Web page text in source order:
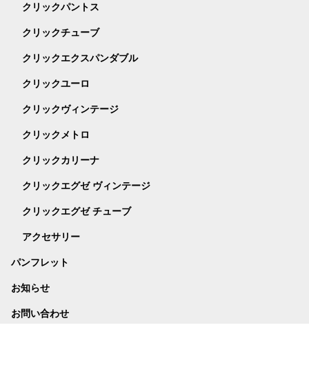
クリックパントス
クリックチューブ
クリックエクスパンダブル
クリックユーロ
クリックヴィンテージ
クリックメトロ
クリックカリーナ
クリックエグゼ ヴィンテージ
クリックエグゼ チューブ
アクセサリー
パンフレット
お知らせ
お問い合わせ